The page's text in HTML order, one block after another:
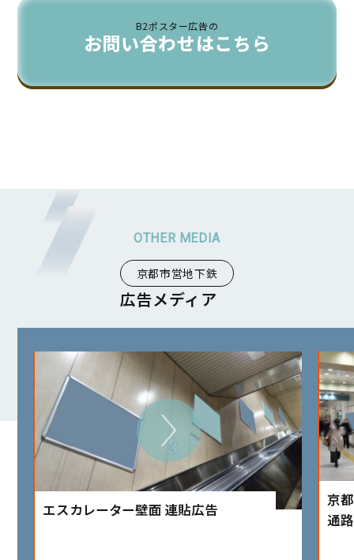
B2ポスター広告の
お問い合わせはこちら
京都市営地下鉄
広告メディア
エスカレーター壁面 連貼広告
京
通